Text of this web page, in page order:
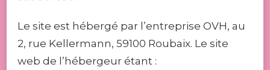
Le site est hébergé par l’entreprise OVH, au
2, rue Kellermann, 59100 Roubaix. Le site
web de l’hébergeur étant :